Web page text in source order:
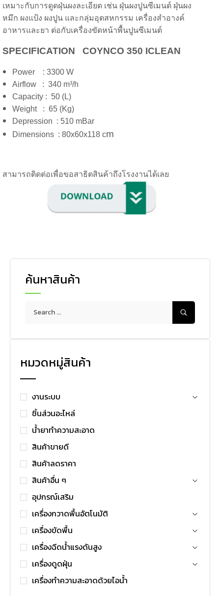
ค้นหาสินค้า
หมวดหมู่สินค้า
งานระบบ
ชิ้นส่วนอะไหล่
น้ำยาทำความสะอาด
สินค้าขายดี
สินค้าลดราคา
สินค้าอื่น ๆ
อุปกรณ์เสริม
เครื่องกวาดพื้นอัตโนมัติ
เครื่องขัดพื้น
เครื่องฉีดน้ำแรงดันสูง
เครื่องดูดฝุ่น
เครื่องทำความสะอาดด้วยไอน้ำ
เหมาะกับการดูดฝุ่นผงละเอียด เช่น ฝุ่นผงปูนซีเมนต์ ฝุ่นผง
หมึก ผงแป้ง ผงปูน และกลุ่มอุตสหกรรม เครื่องสำอางค์
อาหารและยา ต่อกับเครื่องขัดหน้าพื้นปูนซีเมนต์
SPECIFICATION COYNCO 350 ICLEAN
Power : 3300 W
Airflow : 340 m³/h
Capacity : 50 (L)
Weight : 65 (Kg)
Depression : 510 mBar
Dimensions : 80x60x118 cm
สามารถติดต่อเพื่อขอสาธิตสินค้าถึงโรงงานได้เลย